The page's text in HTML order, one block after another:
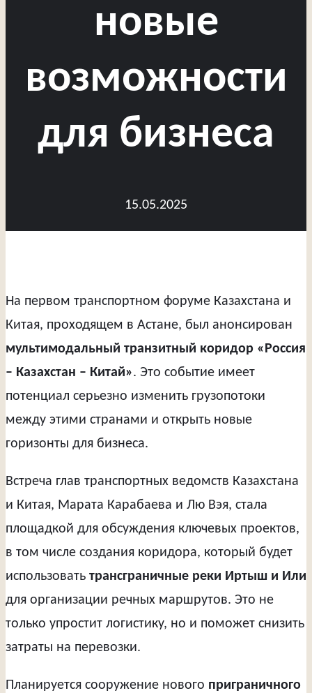
новые
возможности
для бизнеса
15.05.2025
На первом транспортном форуме Казахстана и
Китая, проходящем в Астане, был анонсирован
мультимодальный транзитный коридор «Россия
– Казахстан – Китай». Это событие имеет
потенциал серьезно изменить грузопотоки
между этими странами и открыть новые
горизонты для бизнеса.
Встреча глав транспортных ведомств Казахстана
и Китая, Марата Карабаева и Лю Вэя, стала
площадкой для обсуждения ключевых проектов,
в том числе создания коридора, который будет
использовать трансграничные реки Иртыш и Или
для организации речных маршрутов. Это не
только упростит логистику, но и поможет снизить
затраты на перевозки.
Планируется сооружение нового приграничного